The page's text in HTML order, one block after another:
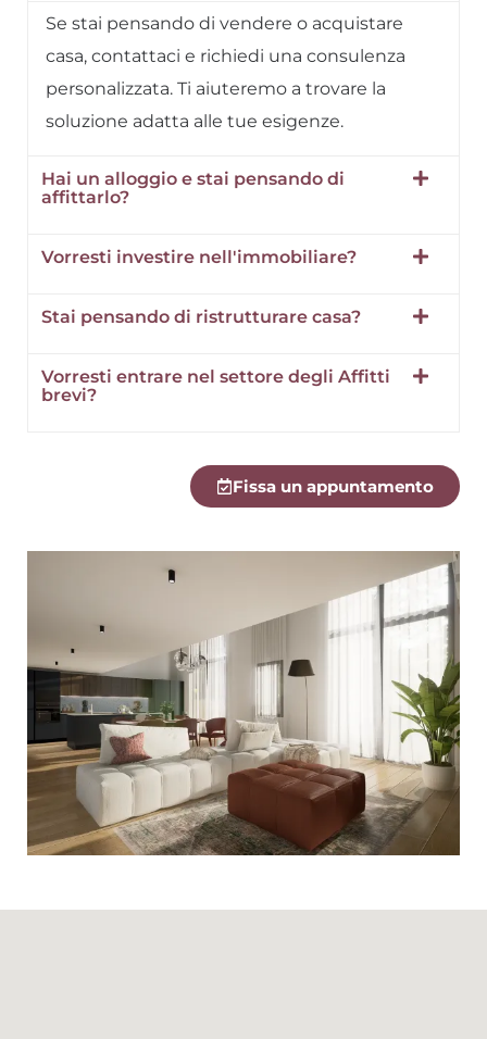
Se stai pensando di vendere o acquistare
casa, contattaci e richiedi una consulenza
personalizzata. Ti aiuteremo a trovare la
soluzione adatta alle tue esigenze.
Hai un alloggio e stai pensando di
affittarlo?
Vorresti investire nell'immobiliare?
Stai pensando di ristrutturare casa?
Vorresti entrare nel settore degli Affitti
brevi?
Fissa un appuntamento